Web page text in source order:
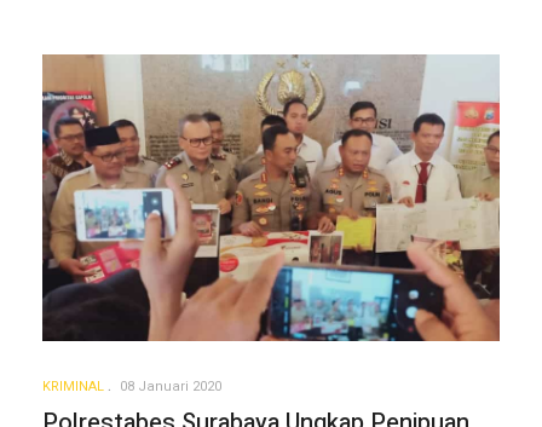
KRIMINAL 08 Januari 2020